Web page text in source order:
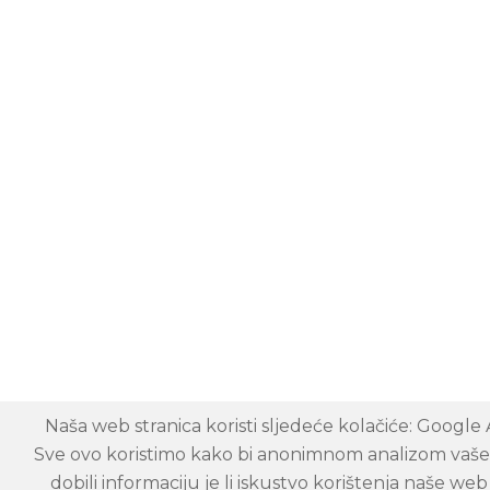
Naša web stranica koristi sljedeće kolačiće: Google
Sve ovo koristimo kako bi anonimnom analizom
dobili informaciju je li iskustvo korištenja naše